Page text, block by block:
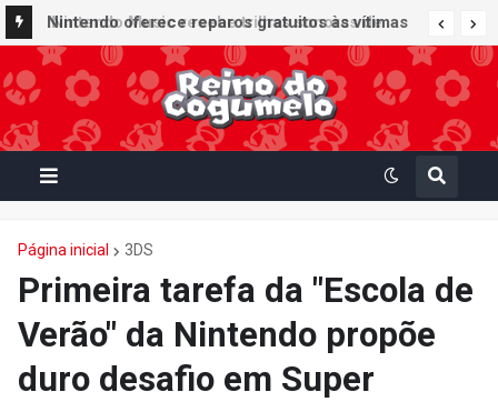
Nintendo oferece reparos gratuitos às vítimas
do terremoto de Kumamoto e doa 50 milhões
de ienes à Cruz Vermelha
Nintendo Music recebe trilhas sonoras de
Virtual Boy Wario Land, Mario Clash e Mario's
Tennis em adição histórica ao catálogo
Página inicial 3DS
Primeira tarefa da "Escola de
Verão" da Nintendo propõe
duro desafio em Super